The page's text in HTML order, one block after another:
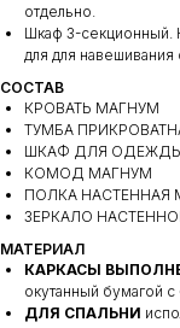
отдельно.
Шкаф 3-секционный.
для для
СОСТАВ
КРОВАТЬ МАГНУМ
ТУМБА
ШКАФ ДЛЯ
КОМОД МАГНУМ
ПОЛКА НАСТЕННАЯ
ЗЕРКАЛО
МАТЕРИАЛ
КАРКАСЫ
окутанный бумагой
ДЛЯ СПАЛЬНИ